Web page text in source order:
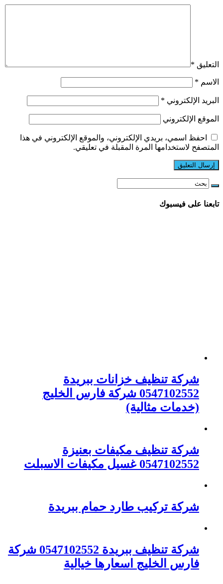
التعليق *
الاسم *
البريد الإلكتروني *
الموقع الإلكتروني
احفظ اسمي، بريدي الإلكتروني، والموقع الإلكتروني في هذا
المتصفح لاستخدامها المرة المقبلة في تعليقي.
تابعنا على فيسبوك
شركة تنظيف خزانات ببريدة
0547102552 شركة فارس الخليج
(خدمات مثالية)
شركة تنظيف مكيفات بعنيزة
0547102552 غسيل مكيفات الاسبلت
شركة تركيب طارد حمام ببريدة
شركة تنظيف ببريدة 0547102552 شركة
فارس الخليج اسعارها خيالية